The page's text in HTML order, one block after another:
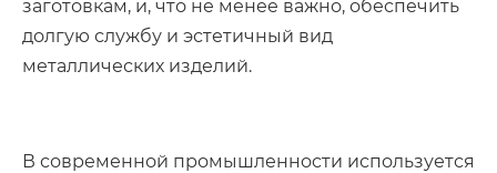
заготовкам, и, что не менее важно, обеспечить
долгую службу и эстетичный вид
металлических изделий.
В современной промышленности используется